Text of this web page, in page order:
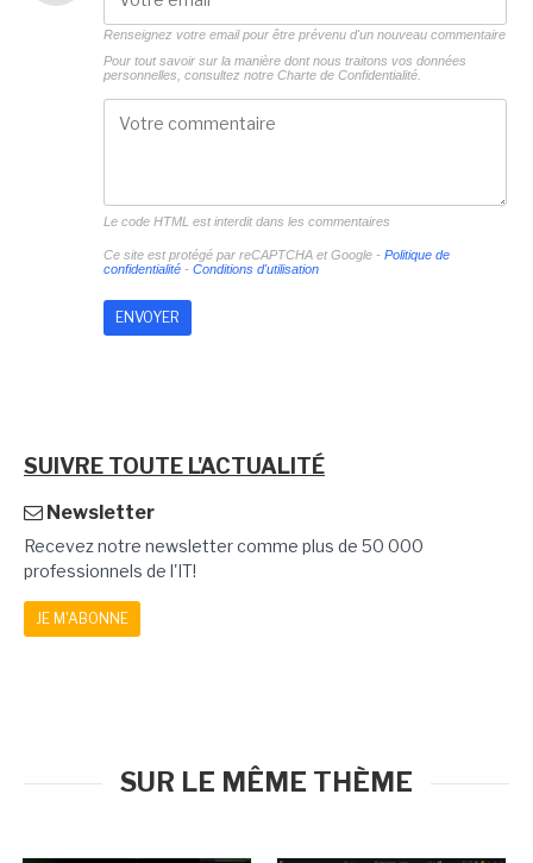
Renseignez votre email pour être prévenu d'un nouveau commentaire
Pour tout savoir sur la manière dont nous traitons vos données
personnelles, consultez notre Charte de Confidentialité.
Le code HTML est interdit dans les commentaires
Ce site est protégé par reCAPTCHA et Google - Politique de
confidentialité- Conditions d'utilisation
SUIVRE TOUTE L'ACTUALITÉ
Newsletter
Recevez notre newsletter comme plus de 50 000
professionnels de l'IT!
JE M'ABONNE
SUR LE MÊME THÈME